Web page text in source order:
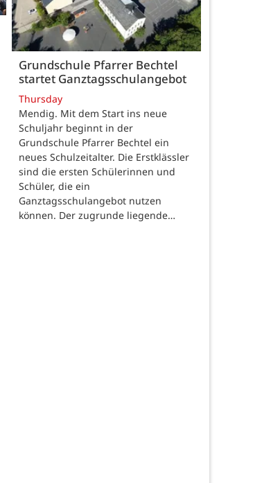
Grundschule Pfarrer Bechtel
startet Ganztagsschulangebot
Thursday
Mendig. Mit dem Start ins neue
Schuljahr beginnt in der
Grundschule Pfarrer Bechtel ein
neues Schulzeitalter. Die Erstklässler
sind die ersten Schülerinnen und
Schüler, die ein
Ganztagsschulangebot nutzen
können. Der zugrunde liegende…